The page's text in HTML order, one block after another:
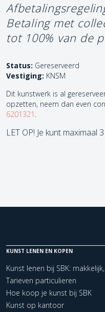
Betaling met
tot 100% van de
Status: Gereserveerd
Vestiging: KNSM
Dit kunstwerk is al
opzetten, neem dan even
6201321 .
LET OP! Je kunt maximaal
KUNST LENEN EN KOPEN
Kunst lenen bij SBK:
Tarieven particulieren
Hoe koop je kunst bij SBK
Kunst op kantoor